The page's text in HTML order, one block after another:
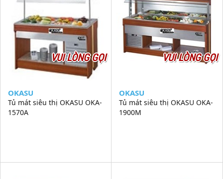
VUI LÒNG GỌI
OKASU
Tủ mát siêu thị OKASU OKA-
1570A
VUI LÒNG GỌI
OKASU
Tủ mát siêu thị OKASU OKA-
1900M